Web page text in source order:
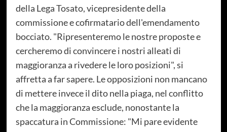
della Lega Tosato, vicepresidente della
commissione e cofirmatario dell'emendamento
bocciato. "Ripresenteremo le nostre proposte e
cercheremo di convincere i nostri alleati di
maggioranza a rivedere le loro posizioni", si
affretta a far sapere. Le opposizioni non mancano
di mettere invece il dito nella piaga, nel conflitto
che la maggioranza esclude, nonostante la
spaccatura in Commissione: "Mi pare evidente